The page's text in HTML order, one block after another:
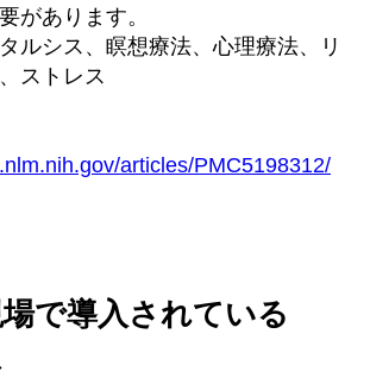
があります。
ルシス、瞑想療法、心理療法、リ
ストレス
articles/PMC5198312/
で導入されている